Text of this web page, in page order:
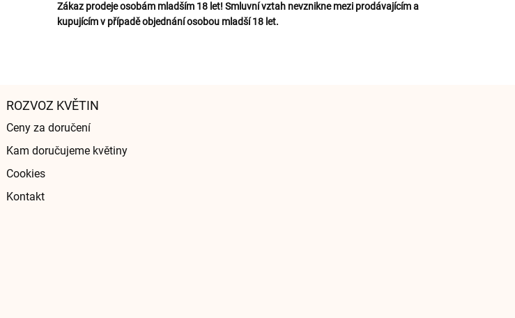
Zákaz prodeje osobám mladším 18 let! Smluvní vztah nevznikne mezi prodávajícím a
kupujícím v případě objednání osobou mladší 18 let.
ROZVOZ KVĚTIN
Ceny za doručení
Kam doručujeme květiny
Cookies
Kontakt